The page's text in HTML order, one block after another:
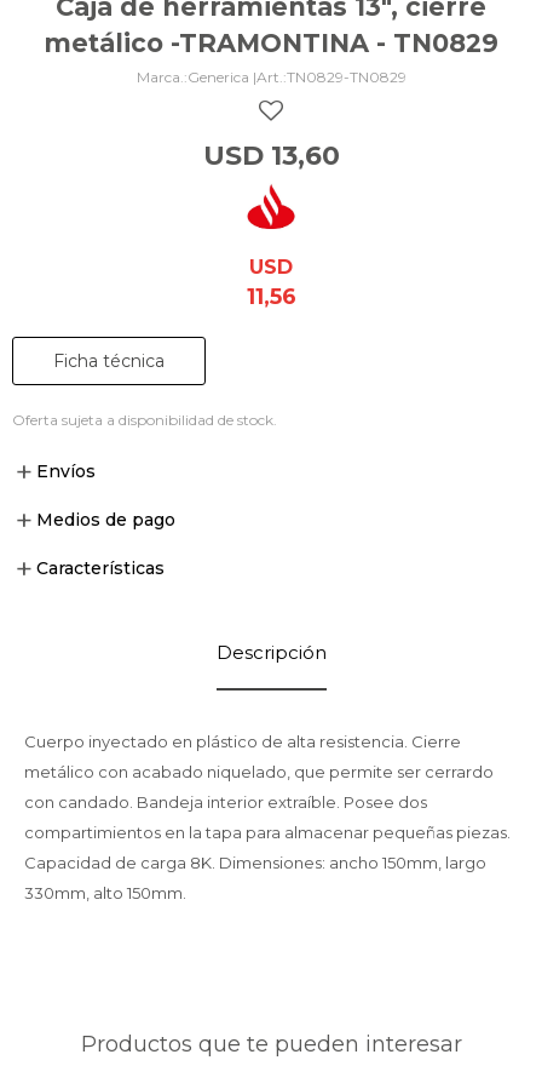
Caja de herramientas 13", cierre
metálico -TRAMONTINA - TN0829
Generica | TN0829-TN0829
USD 13,60
USD
11,56
Ficha técnica
Oferta sujeta a disponibilidad de stock.
Envíos
Medios de pago
Características
Descripción
Cuerpo inyectado en plástico de alta resistencia. Cierre
metálico con acabado niquelado, que permite ser cerrardo
con candado. Bandeja interior extraíble. Posee dos
compartimientos en la tapa para almacenar pequeñas piezas.
Capacidad de carga 8K. Dimensiones: ancho 150mm, largo
330mm, alto 150mm.
Productos que te pueden interesar